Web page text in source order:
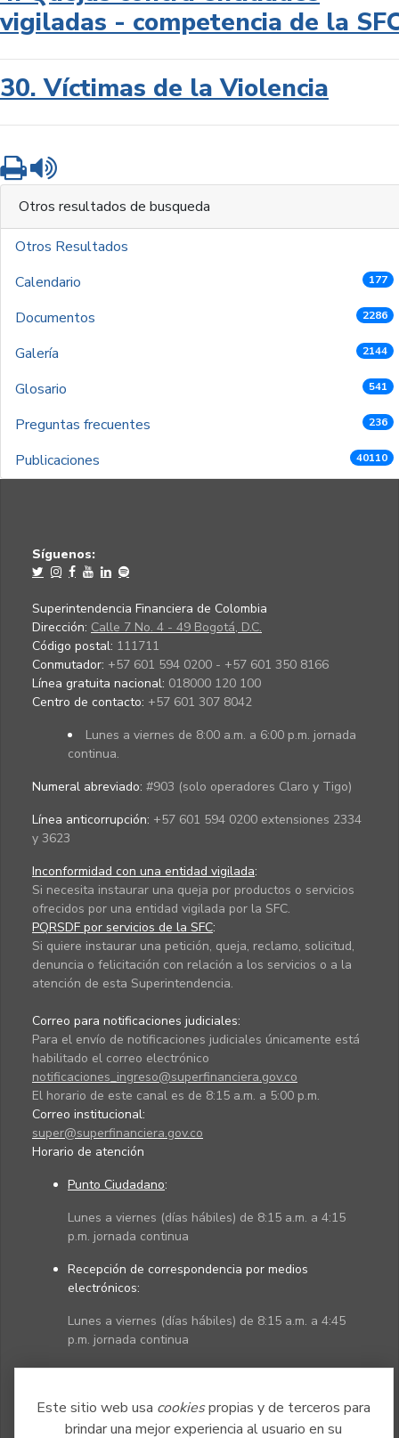
Este sitio web usa cookiespropias y de terceros para
brindar una mejor experiencia al usuario en su
vigiladas - competencia de la
30. Víctimas de la Violencia
Imprimir
Otros resultados de busqueda
Otros Resultados
Calendario
177
Documentos 2286
Galería 2144
Glosario 541
Preguntas frecuentes 236
Publicaciones 40110
Síguenos:
Superintendencia Financiera de Colombia
Dirección: Calle 7 No. 4 - 49 Bogotá, D.C.
Código postal: 111711
Conmutador: +57 601 594 0200 - +57 601 350 8166
Línea gratuita nacional: 018000 120 100
Centro de contacto: +57 601 307 8042
Lunes a viernes de 8:00 a.m. a 6:00 p.m. jornada
continua.
Numeral abreviado: #903 (solo operadores Claro y Tigo)
Línea anticorrupción: +57 601 594 0200 extensiones 2334
y 3623
Inconformidad con una entidad vigilada:
Si necesita instaurar una queja por productos o servicios
ofrecidos por una entidad vigilada por la SFC.
PQRSDF por servicios de la SFC:
Si quiere instaurar una petición, queja, reclamo, solicitud,
denuncia o felicitación con relación a los servicios o a la
atención de esta Superintendencia.
Correo para notificaciones judiciales:
Para el envío de notificaciones judiciales únicamente está
habilitado el correo electrónico
notificaciones_ingreso@superfinanciera.gov.co
El horario de este canal es de 8:15 a.m. a 5:00 p.m.
Correo institucional:
super@superfinanciera.gov.co
Horario de atención
Punto Ciudadano:
Lunes a viernes (días hábiles) de 8:15 a.m. a 4:15
p.m. jornada continua
Recepción de correspondencia por medios
electrónicos:
Lunes a viernes (días hábiles) de 8:15 a.m. a 4:45
p.m. jornada continua